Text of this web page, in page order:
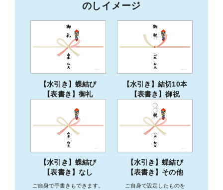
のしイメージ
【水引き】蝶結び
【表書き】御礼
【水引き】結切10本
【表書き】御祝
【水引き】蝶結び
【表書き】なし
ご自身で手書きもできます。
【水引き】蝶結び
【表書き】その他
ご自身で設定したものを